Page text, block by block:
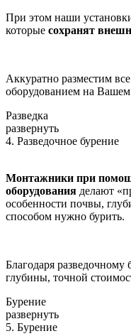
При этом наши
которые сохранят
Аккуратно разместим
оборудованием на Вашем
Разведка
развернуть
4. Разведочное бурение
Монтажники при
оборудования делают
особенности почвы,
способом нужно бурить.
Благодаря
глубины, точной
Бурение
развернуть
5. Бурение